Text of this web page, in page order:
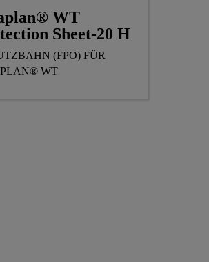
WT
Sheet-20 H
(FPO) FÜR
WT